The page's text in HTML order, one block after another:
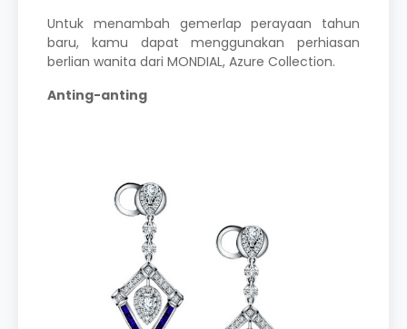
Untuk menambah gemerlap perayaan tahun
baru, kamu dapat menggunakan perhiasan
berlian wanita dari MONDIAL, Azure Collection.
Anting-anting